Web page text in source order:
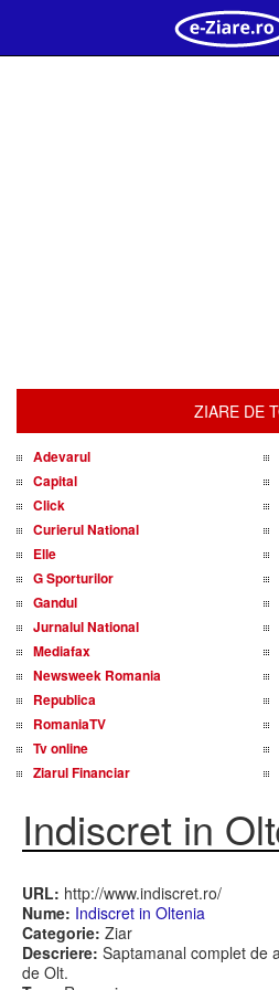
ZIARE DE
Adevarul
Capital
Click
Curierul National
Elle
G Sporturilor
Gandul
Jurnalul National
Mediafax
Newsweek Romania
Republica
RomaniaTV
Tv online
Ziarul Financiar
Indiscret in
URL: http://www.indiscret.ro/
Nume: Indiscret in Oltenia
Categorie: Ziar
Descriere: Saptamanal complet de
de Olt.